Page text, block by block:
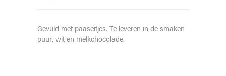
Gevuld met paaseitjes. Te leveren in de smaken
puur, wit en melkchocolade.